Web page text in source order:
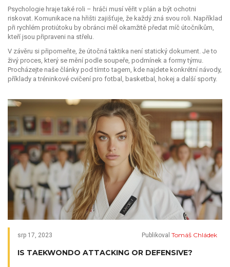
Psychologie hraje také roli – hráči musí věřit v plán a být ochotni
riskovat. Komunikace na hřišti zajišťuje, že každý zná svou roli. Například
při rychlém protiútoku by obránci měl okamžitě předat míč útočníkům,
kteří jsou připraveni na střelu.
V závěru si připomeňte, že útočná taktika není statický dokument. Je to
živý proces, který se mění podle soupeře, podmínek a formy týmu.
Procházejte naše články pod tímto tagem, kde najdete konkrétní návody,
příklady a tréninkové cvičení pro fotbal, basketbal, hokej a další sporty.
srp 17, 2023 Publikoval Tomáš Chládek
IS TAEKWONDO ATTACKING OR DEFENSIVE?